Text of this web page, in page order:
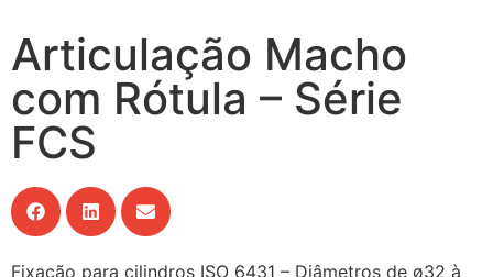
Articulação Macho
com Rótula – Série
FCS
Fixação para cilindros ISO 6431 – Diâmetros de ø32 à